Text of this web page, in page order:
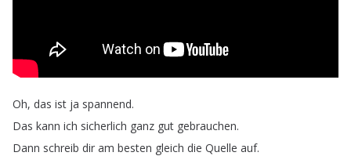
Oh, das ist ja spannend.
Das kann ich sicherlich ganz gut gebrauchen.
Dann schreib dir am besten gleich die Quelle auf.